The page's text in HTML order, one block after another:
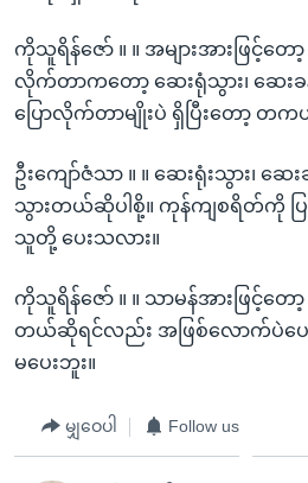
ကိုသူရိန်ဇော် ။ ။ အများအားဖြင့်
လိုက်တာကတော့ ဆေးရုံသွား၊ ဆေးခန်
ပြောလိုက်တာမျိုးပဲ ရှိပြီးတော့ တက
ဦးကျော်ဇံသာ ။ ။ ဆေးရုံးသွား၊ ဆေ
သွားတယ်ဆိုပါစို့။ ကုန်ကျစရိတ်ကို ပြ
သူတို့ ပေးသလား။
ကိုသူရိန်ဇော် ။ ။ သာမန်အားဖြင့်တော့
တယ်ဆိုရင်လည်း အဖြစ်လောက်ပဲပ
မပေးဘူး။
မျှဝေပါ Follow us